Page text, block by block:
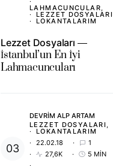
LAHMACUNCULAR
LEZZET DOSYALARI
LOKANTALARIM
Lezzet Dosyaları
İstanbul’un En İyi
Lahmacuncuları
DEVRIM ALP ARTAM
LEZZET DOSYALARI
LOKANTALARIM
22.02.18
1
27,6K
5 MIN